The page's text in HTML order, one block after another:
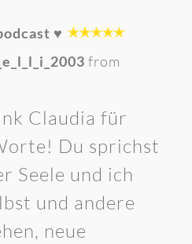
♥️
from
Claudia für
Du sprichst
Seele und ich
und andere
neue